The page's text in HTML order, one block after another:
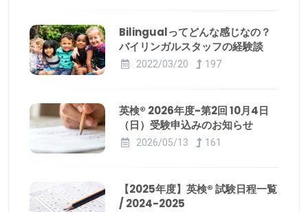
Bilingualってどんな感じなの？
バイリンガルスタッフの経験談
2022/03/20 197
英検® 2026年度-第2回 10月4日
（日）受験申込みのお知らせ
2026/05/13 161
【2025年度】英検® 試験日程一覧
/ 2024-2025